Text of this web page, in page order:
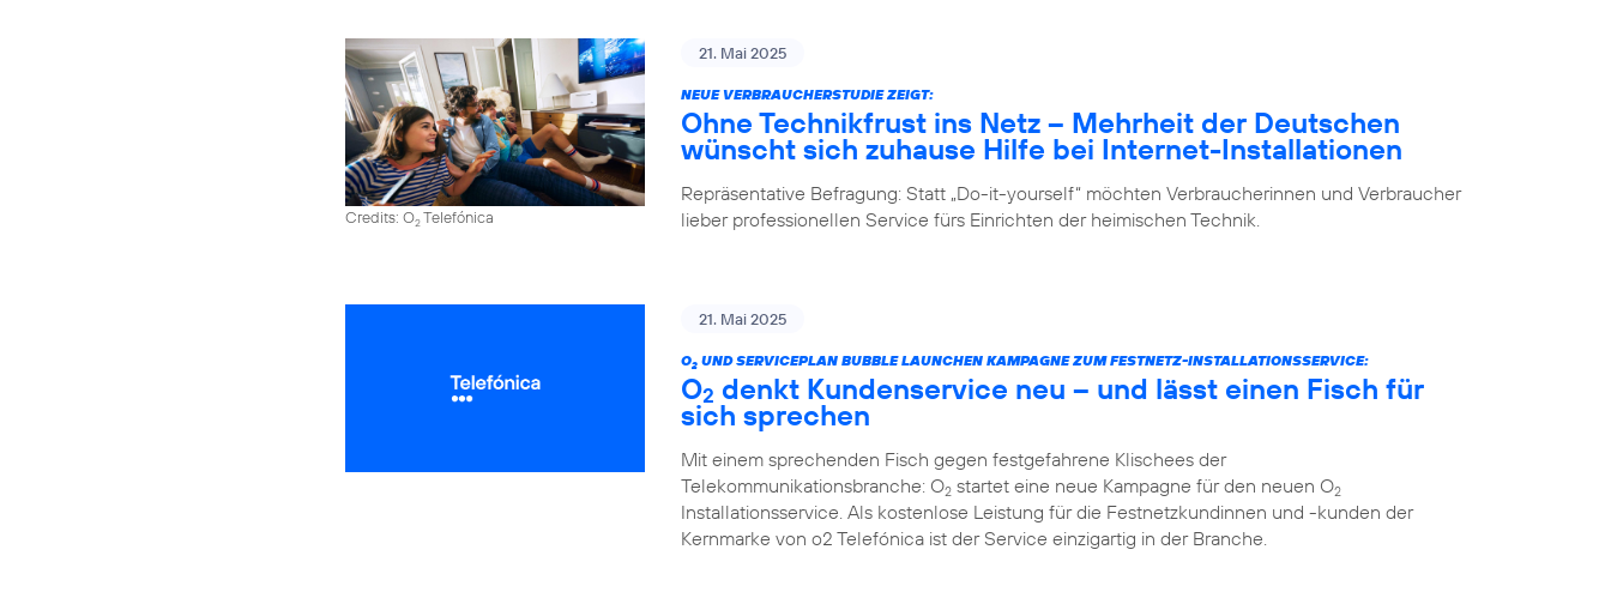
Credits: O2Telefónica
21. Mai 2025
NEUE VERBRAUCHERSTUDIE ZEIGT:
Ohne Technikfrust ins Netz – Mehrheit der Deutschen
wünscht sich zuhause Hilfe bei Internet-Installationen
Repräsentative Befragung: Statt „Do-it-yourself“ möchten Verbraucherinnen und Verbraucher
lieber professionellen Service fürs Einrichten der heimischen Technik.
21. Mai 2025
O2 UND SERVICEPLAN BUBBLE LAUNCHEN KAMPAGNE ZUM FESTNETZ-INSTALLATIONSSERVICE:
O2 denkt Kundenservice neu – und lässt einen Fisch für
sich sprechen
Mit einem sprechenden Fisch gegen festgefahrene Klischees der
Telekommunikationsbranche: O2 startet eine neue Kampagne für den neuen O2
Installationsservice. Als kostenlose Leistung für die Festnetzkundinnen und -kunden der
Kernmarke von o2 Telefónica ist der Service einzigartig in der Branche.